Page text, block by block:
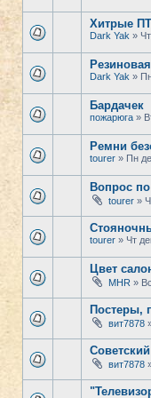
Хитрые
Dark Yak »
Dark Yak »
Бардачек
пожарюга »
Ремни
tourer » Пн
Вопрос
tourer »
tourer » Чт
Цвет
MHR »
Постеры,
вит7878
вит7878